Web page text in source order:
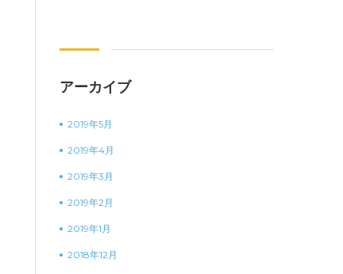
アーカイブ
2019年5月
2019年4月
2019年3月
2019年2月
2019年1月
2018年12月